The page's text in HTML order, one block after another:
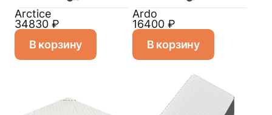
Arctice
34830 ₽
В корзину
Ardo
16400 ₽
В корзину